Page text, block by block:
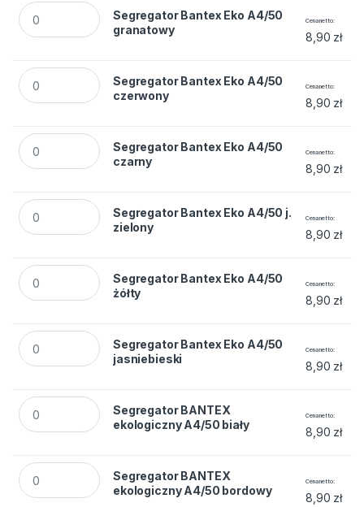
Segregator Bantex Eko A4/50 granatowy quantity
Segregator Bantex Eko A4/50
granatowy
Cena netto
8,90 zł
Segregator Bantex Eko A4/50 czerwony quantity
Segregator Bantex Eko A4/50
czerwony
Cena netto
8,90 zł
Segregator Bantex Eko A4/50 czarny quantity
Segregator Bantex Eko A4/50
czarny
Cena netto
8,90 zł
Segregator Bantex Eko A4/50 j. zielony quantity
Segregator Bantex Eko A4/50 j.
zielony
Cena netto
8,90 zł
Segregator Bantex Eko A4/50 żółty quantity
Segregator Bantex Eko A4/50
żółty
Cena netto
8,90 zł
Segregator Bantex Eko A4/50 jasniebieski quantity
Segregator Bantex Eko A4/50
jasniebieski
Cena netto
8,90 zł
Segregator BANTEX ekologiczny A4/50 biały quantity
Segregator BANTEX
ekologiczny A4/50 biały
Cena netto
8,90 zł
Segregator BANTEX ekologiczny A4/50 bordowy quantity
Segregator BANTEX
ekologiczny A4/50 bordowy
Cena netto
8,90 zł